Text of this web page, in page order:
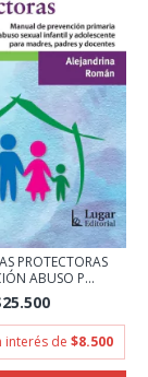
PROTECTORAS
ABUSO P...
interés de $8.500